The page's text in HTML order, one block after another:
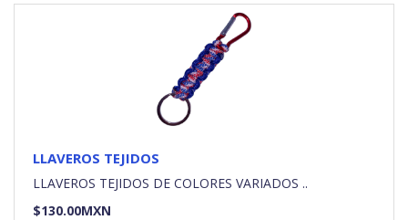
LLAVEROS TEJIDOS
LLAVEROS TEJIDOS DE COLORES VARIADOS ..
$130.00MXN